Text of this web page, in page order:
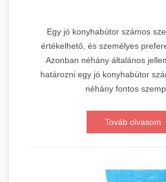
Egy jó konyhabútor számos
értékelhető, és személyes
Azonban néhány általános
határozni egy jó konyhabútor
néhány fontos
Továb olvasom